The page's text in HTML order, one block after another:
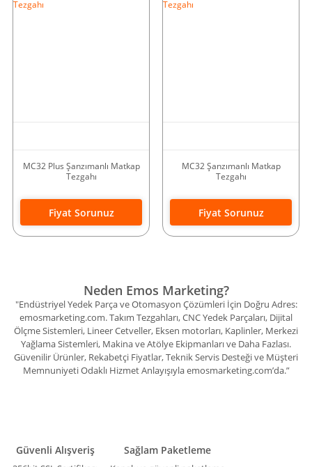
MC32 Plus Şanzımanlı Matkap
Tezgahı
Fiyat Sorunuz
MC32 Şanzımanlı Matkap
Tezgahı
Fiyat Sorunuz
Neden Emos Marketing?
"Endüstriyel Yedek Parça ve Otomasyon Çözümleri İçin Doğru Adres:
emosmarketing.com. Takım Tezgahları, CNC Yedek Parçaları, Dijital
Ölçme Sistemleri, Lineer Cetveller, Eksen motorları, Kaplinler, Merkezi
Yağlama Sistemleri, Makina ve Atölye Ekipmanları ve Daha Fazlası.
Güvenilir Ürünler, Rekabetçi Fiyatlar, Teknik Servis Desteği ve Müşteri
Memnuniyeti Odaklı Hizmet Anlayışıyla emosmarketing.com’da.”
Güvenli Alışveriş Sağlam Paketleme